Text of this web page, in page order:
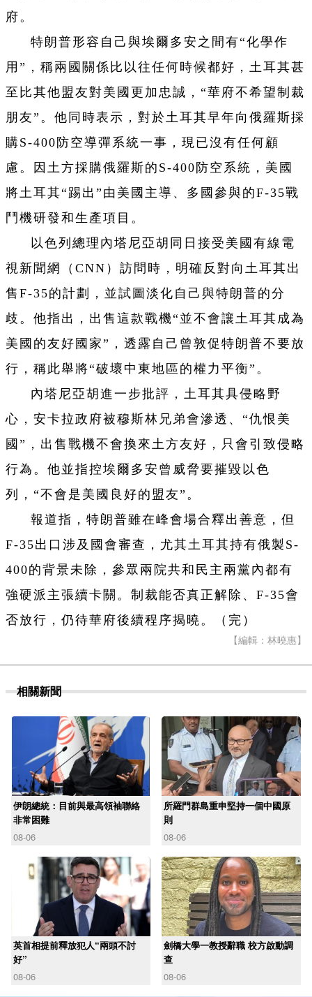
府。
特朗普形容自己與埃爾多安之間有“化學作
用”，稱兩國關係比以往任何時候都好，土耳其甚
至比其他盟友對美國更加忠誠，“華府不希望制裁
朋友”。他同時表示，對於土耳其早年向俄羅斯採
購S-400防空導彈系統一事，現已沒有任何顧
慮。因土方採購俄羅斯的S-400防空系統，美國
將土耳其“踢出”由美國主導、多國參與的F-35戰
鬥機研發和生產項目。
以色列總理內塔尼亞胡同日接受美國有線電
視新聞網（CNN）訪問時，明確反對向土耳其出
售F-35的計劃，並試圖淡化自己與特朗普的分
歧。他指出，出售這款戰機“並不會讓土耳其成為
美國的友好國家”，透露自己曾敦促特朗普不要放
行，稱此舉將“破壞中東地區的權力平衡”。
內塔尼亞胡進一步批評，土耳其具侵略野
心，安卡拉政府被穆斯林兄弟會滲透、“仇恨美
國”，出售戰機不會換來土方友好，只會引致侵略
行為。他並指控埃爾多安曾威脅要摧毀以色
列，“不會是美國良好的盟友”。
報道指，特朗普雖在峰會場合釋出善意，但
F-35出口涉及國會審查，尤其土耳其持有俄製S-
400的背景未除，參眾兩院共和民主兩黨內都有
強硬派主張續卡關。制裁能否真正解除、F-35會
否放行，仍待華府後續程序揭曉。（完）
【編輯：林曉惠】
相關新聞
伊朗總統：目前與最高領袖聯絡
非常困難
08-06
所羅門群島重申堅持一個中國原
則
08-06
英首相提前釋放犯人“兩頭不討
好”
08-06
劍橋大學一教授辭職 校方啟動調
查
08-06